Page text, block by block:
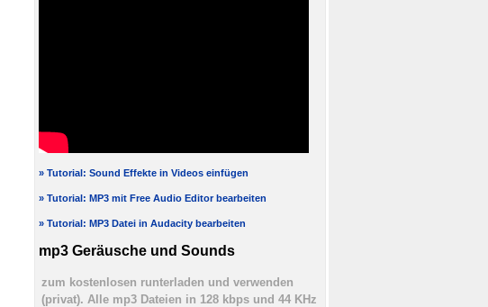
» Tutorial: Sound Effekte in Videos einfügen
» Tutorial: MP3 mit Free Audio Editor bearbeiten
» Tutorial: MP3 Datei in Audacity bearbeiten
mp3 Geräusche und Sounds
zum kostenlosen runterladen und verwenden
(privat). Alle mp3 Dateien in 128 kbps und 44 KHz